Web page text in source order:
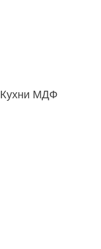
Кухни МДФ